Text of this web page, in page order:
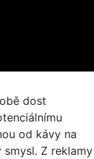
dost
od kávy na
Z reklamy